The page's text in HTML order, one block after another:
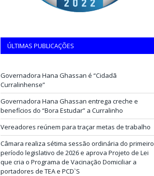
ÚLTIMAS PUBLICAÇÕES
Governadora Hana Ghassan é “Cidadã
Curralinhense”
Governadora Hana Ghassan entrega creche e
benefícios do “Bora Estudar” a Curralinho
Vereadores reúnem para traçar metas de trabalho
Câmara realiza sétima sessão ordinária do primeiro
período legislativo de 2026 e aprova Projeto de Lei
que cria o Programa de Vacinação Domiciliar a
portadores de TEA e PCD`S